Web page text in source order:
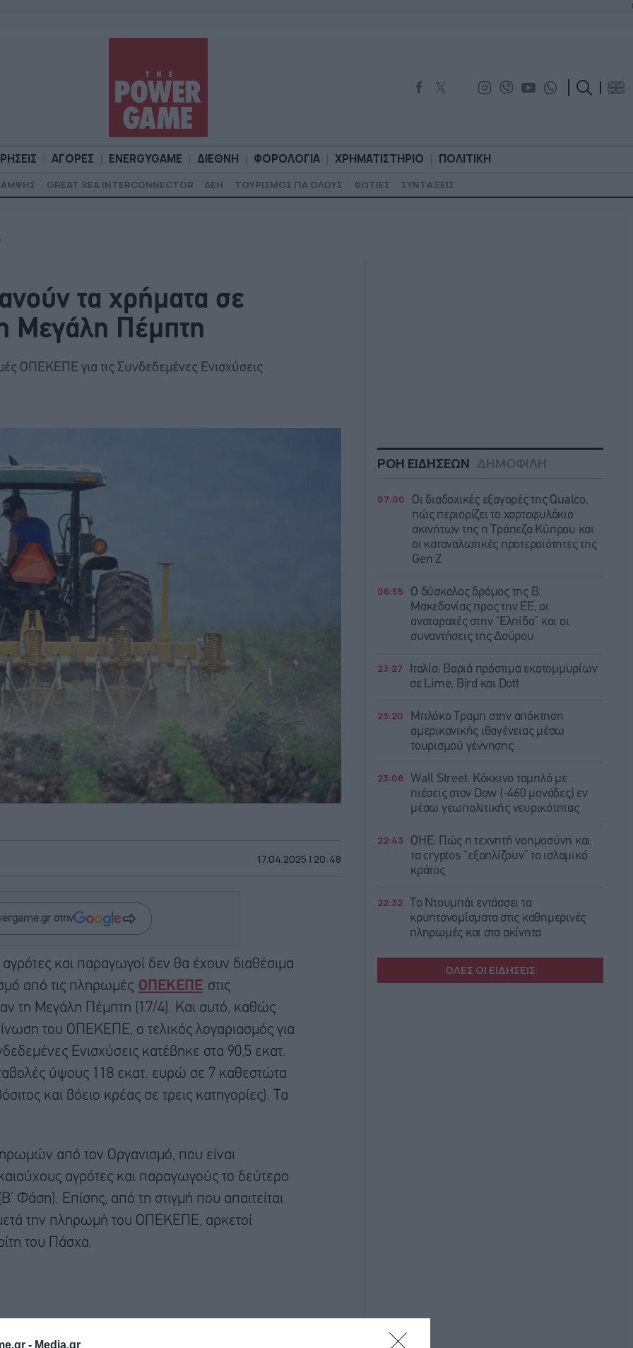
- Media.gr
ΑΓΟΡΕΣ ENERGYGAME ΔΙΕΘΝΗ ΦΟΡΟΛΟΓΙΑ ΧΡΗΜΑΤΙΣΤΗΡΙΟ ΠΟΛΙΤΙΚΗ
GREAT SEA INTERCONNECTOR ΔΕΗ ΤΟΥΡΙΣΜΟΣ ΓΙΑ ΟΛΟΥΣ ΦΩΤΙΕΣ ΣΥΝΤΑΞΕΙΣ
τα χρήματα σε
Μεγάλη Πέμπτη
ΟΠΕΚΕΠΕ για τις Συνδεδεμένες Ενισχύσεις
17.04.2025 | 20:48
στην
και παραγωγοί δεν θα έχουν διαθέσιμα
από τις πληρωμές ΟΠΕΚΕΠΕ στις
τη Μεγάλη Πέμπτη (17/4). Και αυτό, καθώς
του ΟΠΕΚΕΠΕ, ο τελικός λογαριασμός για
Ενισχύσεις κατέβηκε στα 90,5 εκατ.
ύψους 118 εκατ. ευρώ σε 7 καθεστώτα
και βόειο κρέας σε τρεις κατηγορίες). Τα
από τον Οργανισμό, που είναι
αγρότες και παραγωγούς το δεύτερο
Φάση). Επίσης, από τη στιγμή που απαιτείται
την πληρωμή του ΟΠΕΚΕΠΕ, αρκετοί
του Πάσχα.
ΡΟΗ ΕΙΔΗΣΕΩΝ ΔΗΜΟΦΙΛΗ
07:00
Οι διαδοχικές εξαγορές της Qualco,
πώς περιορίζει το χαρτοφυλάκιο
ακινήτων της η Τράπεζα Κύπρου και
οι καταναλωτικές προτεραιότητες της
Gen Z
06:55
Ο δύσκολος δρόμος της Β.
Μακεδονίας προς την ΕΕ, οι
αναταραχές στην “Ελπίδα” και οι
συναντήσεις της Δούρου
23:27
Ιταλία: Βαριά πρόστιμα εκατομμυρίων
σε Lime, Bird και Dott
23:20
Μπλόκο Τραμπ στην απόκτηση
αμερικανικής ιθαγένειας μέσω
τουρισμού γέννησης
23:08
Wall Street: Κόκκινο ταμπλό με
πιέσεις στον Dow (-460 μονάδες) εν
μέσω γεωπολιτικής νευρικότητας
22:43
ΟΗΕ: Πώς η τεχνητή νοημοσύνη και
τα cryptos “εξοπλίζουν” το ισλαμικό
κράτος
22:32
Το Ντουμπάι εντάσσει τα
κρυπτονομίσματα στις καθημερινές
πληρωμές και στα ακίνητα
ΟΛΕΣ ΟΙ ΕΙΔΗΣΕΙΣ